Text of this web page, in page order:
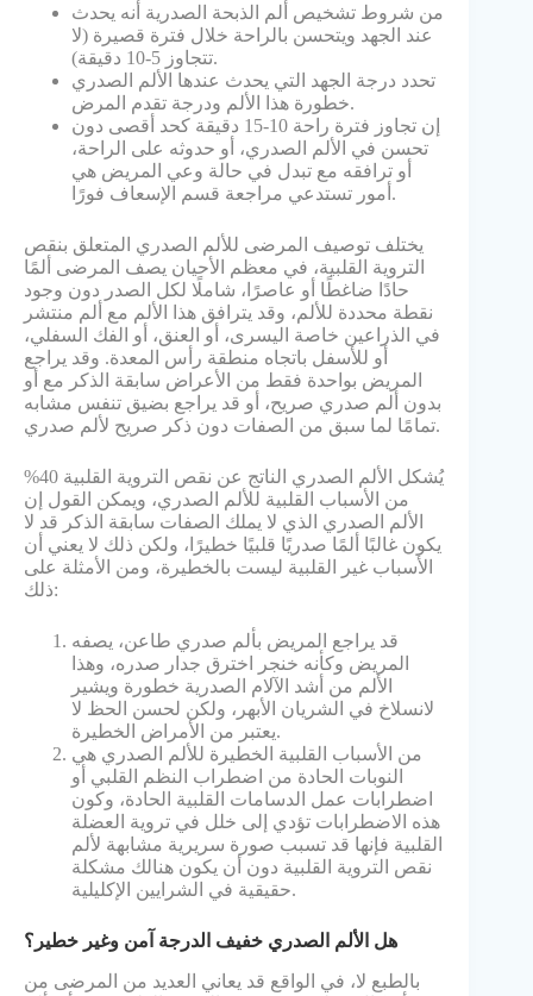
من شروط تشخيص ألم الذبحة الصدرية أنه يحدث
عند الجهد ويتحسن بالراحة خلال فترة قصيرة (لا
تتجاوز 5-10 دقيقة).
تحدد درجة الجهد التي يحدث عندها الألم الصدري
خطورة هذا الألم ودرجة تقدم المرض.
إن تجاوز فترة راحة 10-15 دقيقة كحد أقصى دون
تحسن في الألم الصدري، أو حدوثه على الراحة،
أو ترافقه مع تبدل في حالة وعي المريض هي
أمور تستدعي مراجعة قسم الإسعاف فورًا.
يختلف توصيف المرضى للألم الصدري المتعلق بنقص
التروية القلبية، في معظم الأحيان يصف المرضى ألمًا
حادًا ضاغطًا أو عاصرًا، شاملًا لكل الصدر دون وجود
نقطة محددة للألم، وقد يترافق هذا الألم مع ألم منتشر
في الذراعين خاصة اليسرى، أو العنق، أو الفك السفلي،
أو للأسفل باتجاه منطقة رأس المعدة. وقد يراجع
المريض بواحدة فقط من الأعراض سابقة الذكر مع أو
بدون ألم صدري صريح، أو قد يراجع بضيق تنفس مشابه
تمامًا لما سبق من الصفات دون ذكر صريح لألم صدري.
يُشكل الألم الصدري الناتج عن نقص التروية القلبية 40%
من الأسباب القلبية للألم الصدري، ويمكن القول إن
الألم الصدري الذي لا يملك الصفات سابقة الذكر قد لا
يكون غالبًا ألمًا صدريًا قلبيًا خطيرًا، ولكن ذلك لا يعني أن
الأسباب غير القلبية ليست بالخطيرة، ومن الأمثلة على
ذلك:
قد يراجع المريض بألم صدري طاعن، يصفه
المريض وكأنه خنجر اخترق جدار صدره، وهذا
الألم من أشد الآلام الصدرية خطورة ويشير
لانسلاخ في الشريان الأبهر، ولكن لحسن الحظ لا
يعتبر من الأمراض الخطيرة.
من الأسباب القلبية الخطيرة للألم الصدري هي
النوبات الحادة من اضطراب النظم القلبي أو
اضطرابات عمل الدسامات القلبية الحادة، وكون
هذه الاضطرابات تؤدي إلى خلل في تروية العضلة
القلبية فإنها قد تسبب صورة سريرية مشابهة لألم
نقص التروية القلبية دون أن يكون هنالك مشكلة
حقيقية في الشرايين الإكليلية.
هل الألم الصدري خفيف الدرجة آمن وغير خطير؟
بالطبع لا، في الواقع قد يعاني العديد من المرضى من